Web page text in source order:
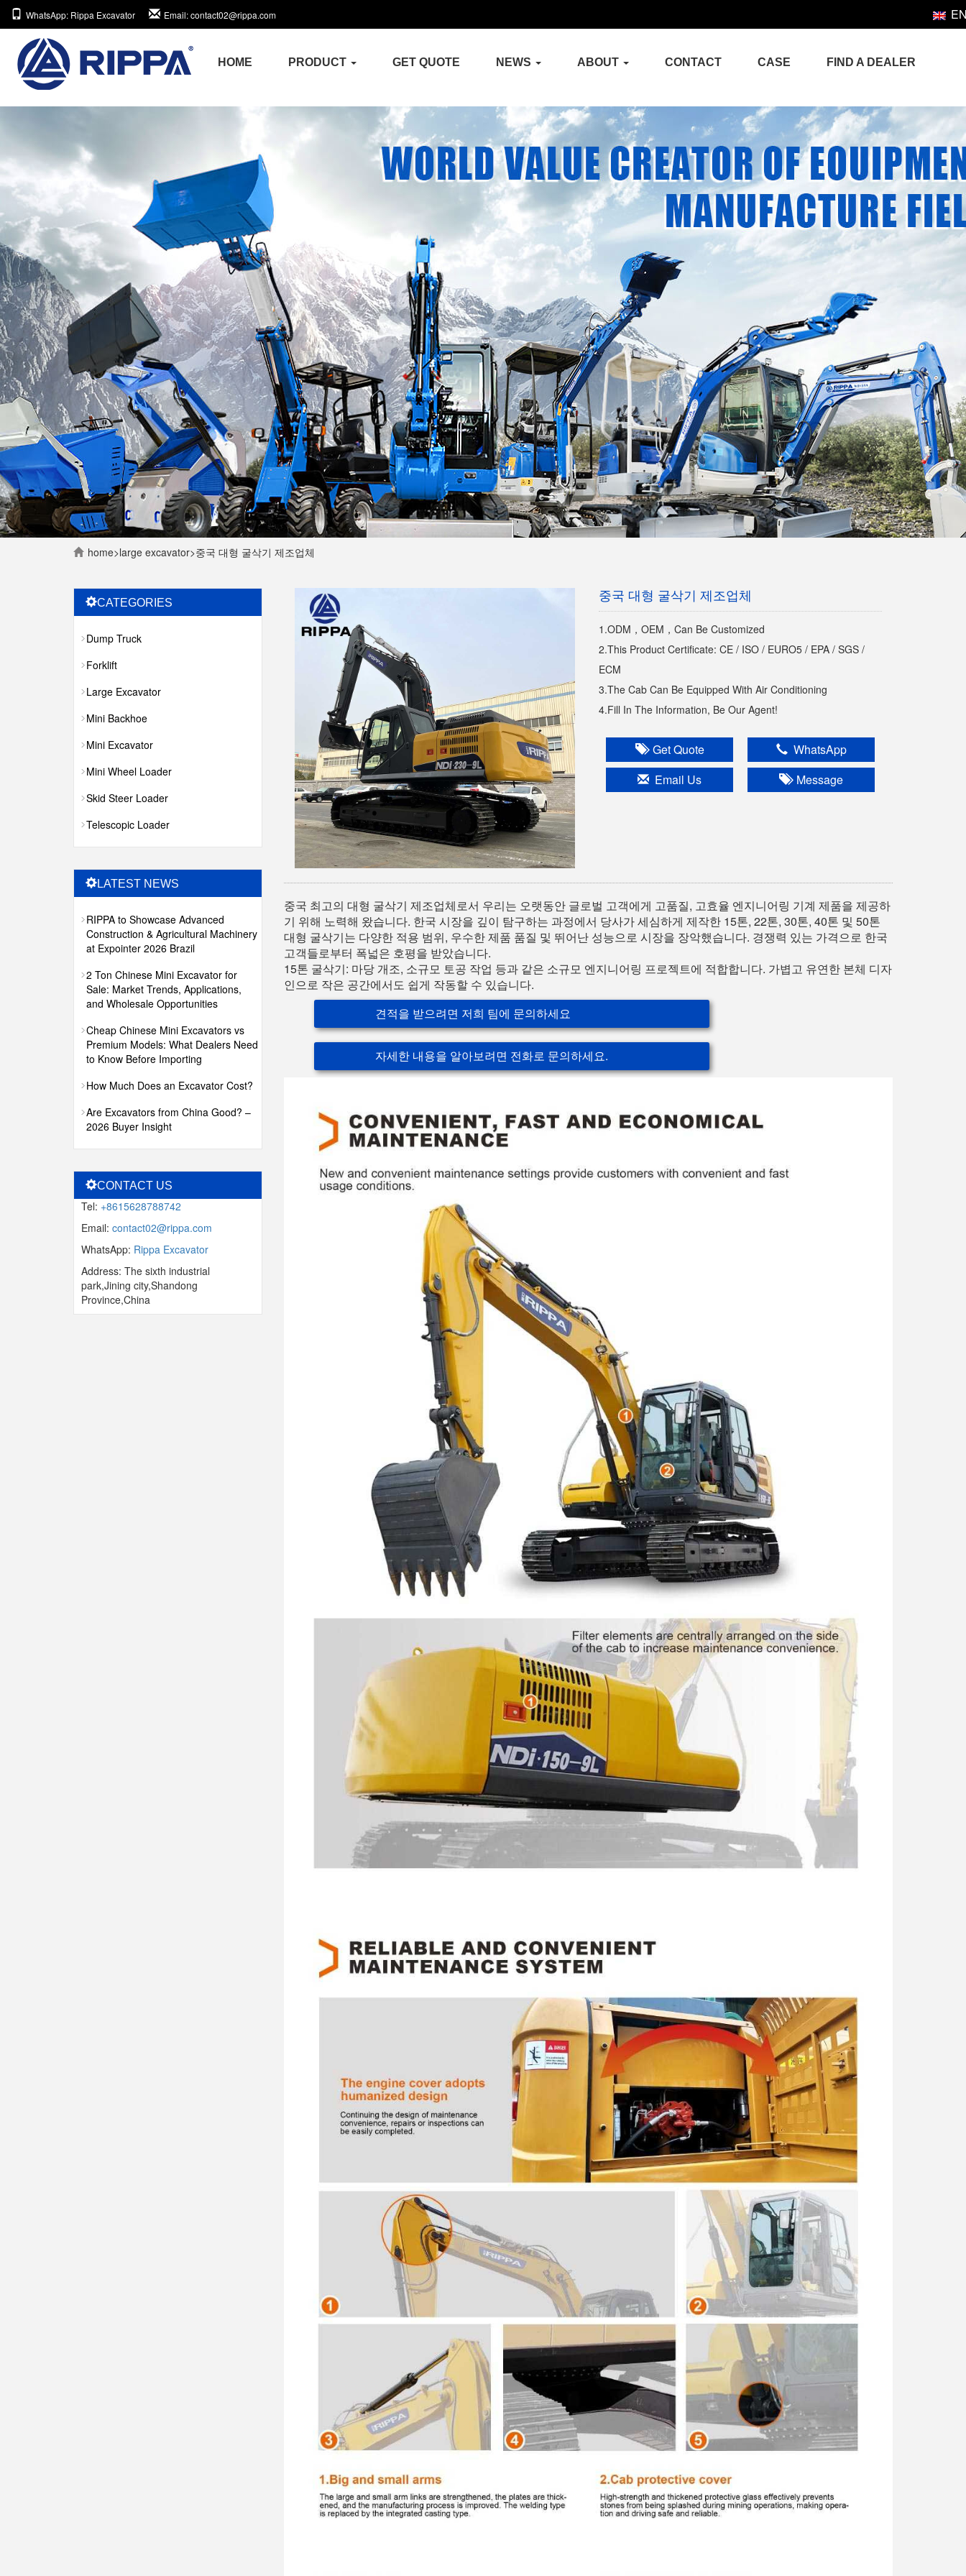
WhatsApp: Rippa Excavator Email: contact02@rippa.com
HOME PRODUCT GET QUOTE NEWS ABOUT CONTACT CASE FIND A DEALER
home>large excavator>중국 대형 굴삭기 제조업체
중국 대형 굴삭기 제조업체
1.ODM，OEM，Can Be Customized
2.This Product Certificate: CE / ISO / EURO5 / EPA / SGS /
ECM
3.The Cab Can Be Equipped With Air Conditioning
4.Fill In The Information, Be Our Agent!
Get Quote
WhatsApp
Email Us
Message
중국 최고의 대형 굴삭기 제조업체로서 우리는 오랫동안 글로벌 고객에게 고품질, 고효율 엔지니어링 기계 제품을 제공하
기 위해 노력해 왔습니다. 한국 시장을 깊이 탐구하는 과정에서 당사가 세심하게 제작한 15톤, 22톤, 30톤, 40톤 및 50톤
대형 굴삭기는 다양한 적용 범위, 우수한 제품 품질 및 뛰어난 성능으로 시장을 장악했습니다. 경쟁력 있는 가격으로 한국
고객들로부터 폭넓은 호평을 받았습니다.
15톤 굴삭기: 마당 개조, 소규모 토공 작업 등과 같은 소규모 엔지니어링 프로젝트에 적합합니다. 가볍고 유연한 본체 디자
인으로 작은 공간에서도 쉽게 작동할 수 있습니다.
견적을 받으려면 저희 팀에 문의하세요
자세한 내용을 알아보려면 전화로 문의하세요.
CATEGORIES
Dump Truck
Forklift
Large Excavator
Mini Backhoe
Mini Excavator
Mini Wheel Loader
Skid Steer Loader
Telescopic Loader
LATEST NEWS
RIPPA to Showcase Advanced
Construction & Agricultural Machinery
at Expointer 2026 Brazil
2 Ton Chinese Mini Excavator for
Sale: Market Trends, Applications,
and Wholesale Opportunities
Cheap Chinese Mini Excavators vs
Premium Models: What Dealers Need
to Know Before Importing
How Much Does an Excavator Cost?
Are Excavators from China Good? –
2026 Buyer Insight
CONTACT US
Tel: +8615628788742
Email: contact02@rippa.com
WhatsApp: Rippa Excavator
Address: The sixth industrial
park,Jining city,Shandong
Province,China